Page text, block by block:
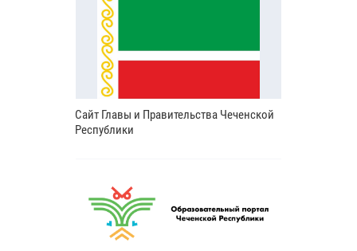
Сайт Главы и Правительства Чеченской
Республики